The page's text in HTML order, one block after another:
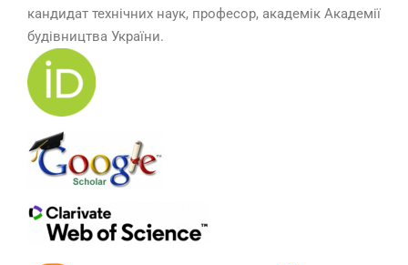
кандидат технічних наук, професор, академік Академії
будівництва України.